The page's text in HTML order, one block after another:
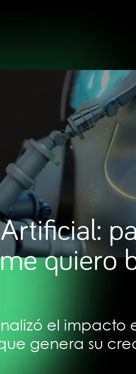
quiero
el
genera su